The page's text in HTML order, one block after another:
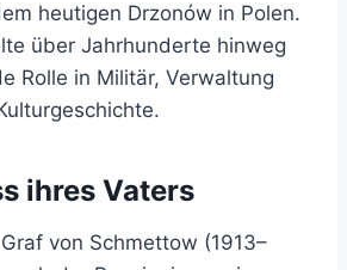
heutigen Drzonów in Polen.
über Jahrhunderte hinweg
Rolle in Militär, Verwaltung
ihres Vaters
von Schmettow (1913–